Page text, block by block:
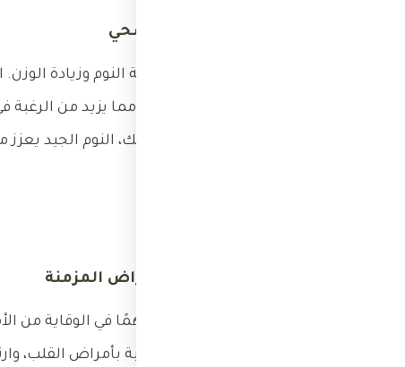
الحفاظ على وزن صحي
هناك علاقة وثيقة بين قلة النوم وزيادة
هرمونات الجوع والشبع، مما يزيد من
الحرارية. بالإضافة إلى ذلك، النوم الجيد
تقليل مخاطر الأمراض المزمنة
النوم الجيد يلعب دورًا مهمًا في الوقاية
يكونون أقل عرضة للإصابة بأمراض القلب،